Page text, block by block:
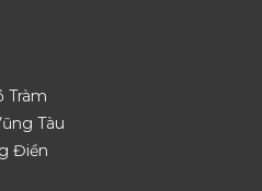
Tràm
Tàu
Điền